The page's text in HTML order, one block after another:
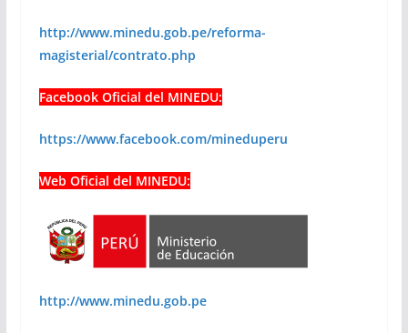
http://www.minedu.gob.pe/reforma-
magisterial/contrato.php
Facebook Oficial del MINEDU:
https://www.facebook.com/mineduperu
Web Oficial del MINEDU:
http://www.minedu.gob.pe